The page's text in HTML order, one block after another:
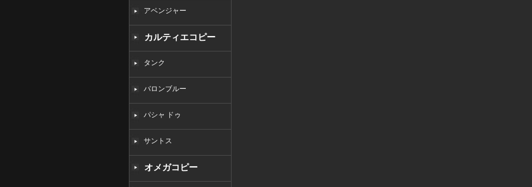
アベンジャー
カルティエコピー
タンク
バロンブルー
パシャ ドゥ
サントス
オメガコピー